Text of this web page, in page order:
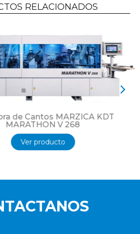
servo motores para el ajuste
en la pantalla de control
muebles con puertas y
sistema uñero sin tiradores.
RELACIONADOS
de Cantos MARZICA KDT
V 268
Ver producto